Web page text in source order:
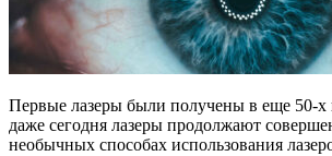
Первые лазеры были получены в еще 50-х
даже сегодня лазеры продолжают
необычных способах использования